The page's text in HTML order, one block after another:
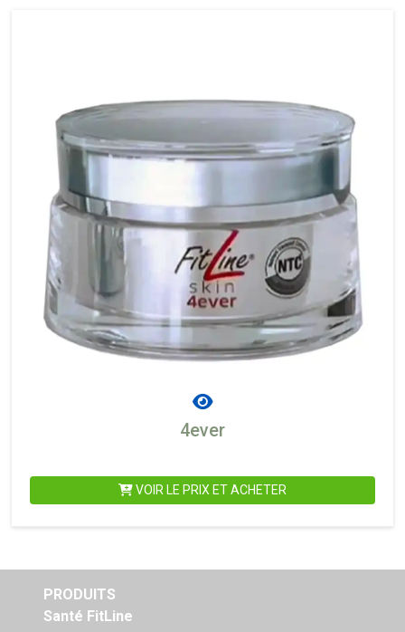
4ever
VOIR LE PRIX ET ACHETER
PRODUITS
Santé FitLine